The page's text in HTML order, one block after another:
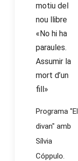
motiu del
nou llibre
«No hi ha
paraules.
Assumir la
mort d’un
fill»
Programa "El
divan" amb
Sílvia
Cóppulo.